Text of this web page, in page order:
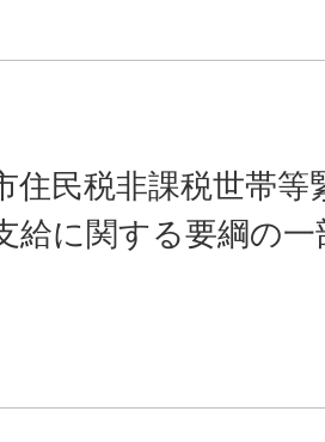
住民税非課税世帯等
給に関する要綱の